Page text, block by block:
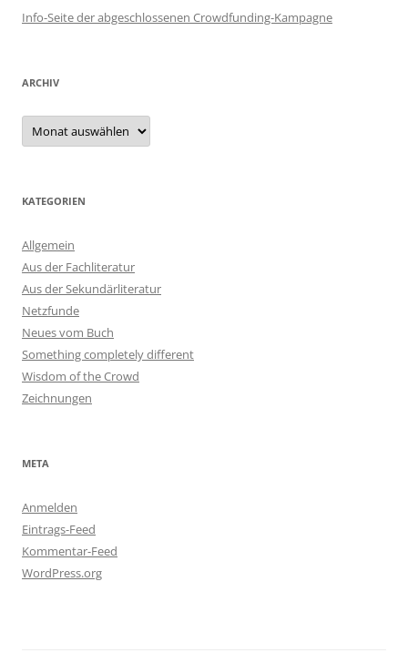
Info-Seite der abgeschlossenen Crowdfunding-Kampagne
ARCHIV
Archiv
KATEGORIEN
Allgemein
Aus der Fachliteratur
Aus der Sekundärliteratur
Netzfunde
Neues vom Buch
Something completely different
Wisdom of the Crowd
Zeichnungen
META
Anmelden
Eintrags-Feed
Kommentar-Feed
WordPress.org